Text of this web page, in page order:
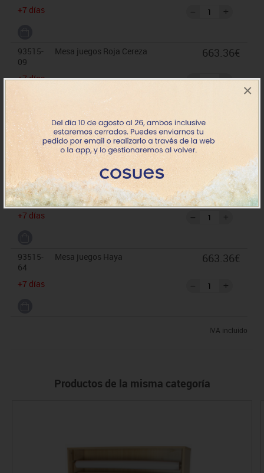
×
+7 días
93515-
09
Mesa juegos Roja Cereza
+7 días
663.36€
93515-
17
Mesa juegos Azul Lavanda
+7 días
663.36€
93515-
22
Mesa juegos Verde Manzana
+7 días
663.36€
93515-
64
Mesa juegos Haya
+7 días
663.36€
IVA incluido
Productos de la misma categoría